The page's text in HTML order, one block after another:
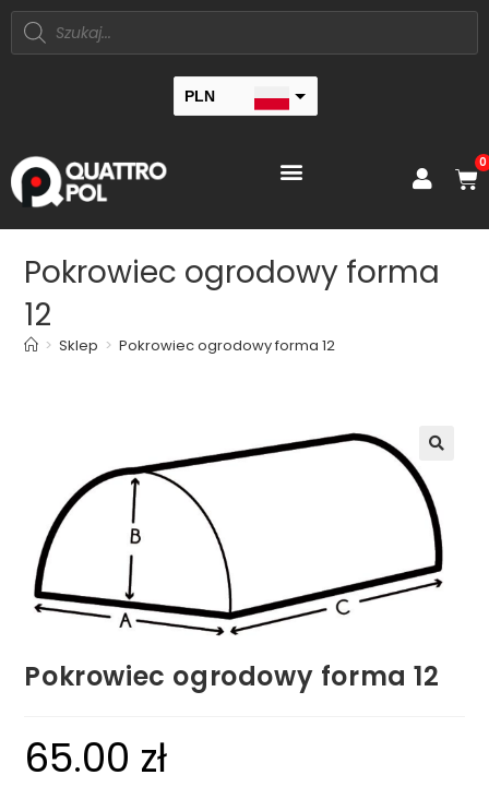
PLN
0
Pokrowiec ogrodowy forma
12
> Sklep > Pokrowiec ogrodowy forma 12
Pokrowiec ogrodowy forma 12
65.00 zł